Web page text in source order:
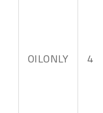
OILONLY 4